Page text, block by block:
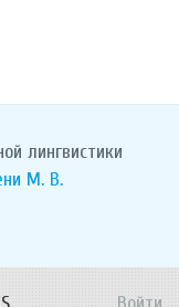
лингвистики
М. В.